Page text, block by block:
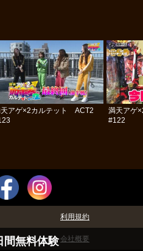
間無料体験
アゲ×2カルテット ACT2
満天アゲ
#122
利用規約
会社概要